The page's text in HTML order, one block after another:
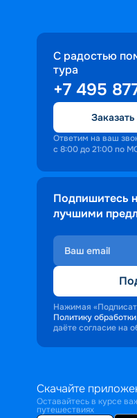
С радостью
тура
+7 495
Ответим на ваш
с 8:00 до 21:00 по
Подпишитесь
лучшими
Нажимая
Политику
даёте согласие на
Скачайте
Оставайтесь в курсе
путешествиях